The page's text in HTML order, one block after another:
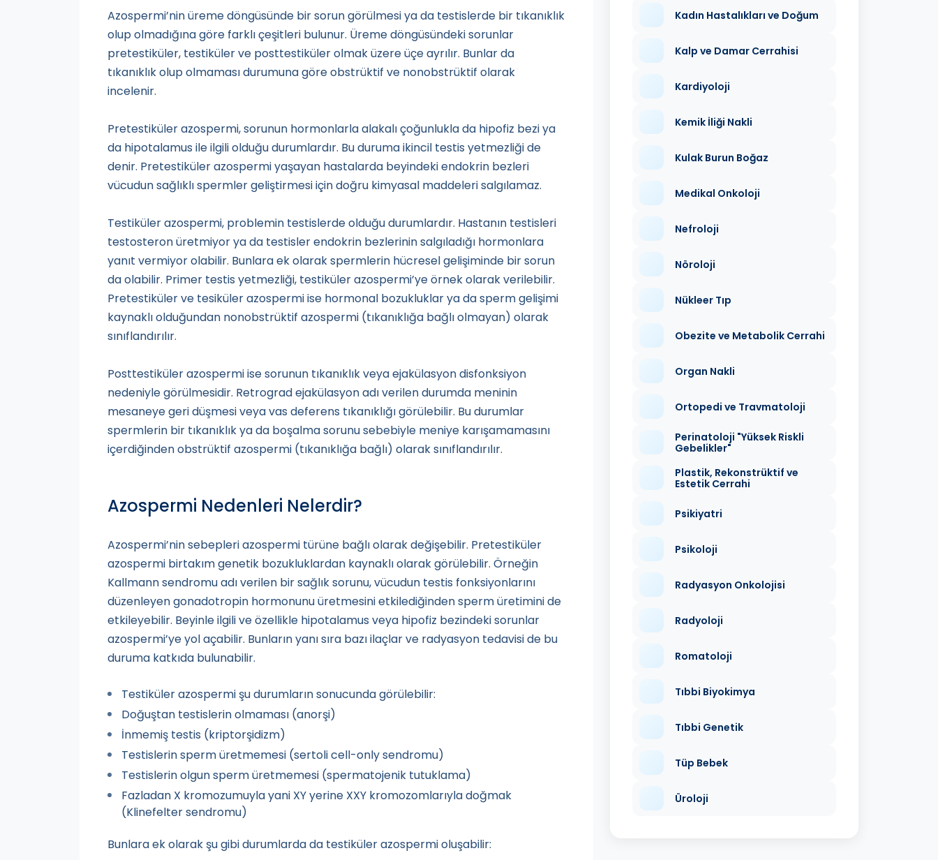
Azospermi’nin üreme döngüsünde bir sorun görülmesi ya da testislerde bir tıkanıklık
olup olmadığına göre farklı çeşitleri bulunur. Üreme döngüsündeki sorunlar
pretestiküler, testiküler ve posttestiküler olmak üzere üçe ayrılır. Bunlar da
tıkanıklık olup olmaması durumuna göre obstrüktif ve nonobstrüktif olarak
incelenir.
Pretestiküler azospermi, sorunun hormonlarla alakalı çoğunlukla da hipofiz bezi ya
da hipotalamus ile ilgili olduğu durumlardır. Bu duruma ikincil testis yetmezliği de
denir. Pretestiküler azospermi yaşayan hastalarda beyindeki endokrin bezleri
vücudun sağlıklı spermler geliştirmesi için doğru kimyasal maddeleri salgılamaz.
Testiküler azospermi, problemin testislerde olduğu durumlardır. Hastanın testisleri
testosteron üretmiyor ya da testisler endokrin bezlerinin salgıladığı hormonlara
yanıt vermiyor olabilir. Bunlara ek olarak spermlerin hücresel gelişiminde bir sorun
da olabilir. Primer testis yetmezliği, testiküler azospermi’ye örnek olarak verilebilir.
Pretestiküler ve tesiküler azospermi ise hormonal bozukluklar ya da sperm gelişimi
kaynaklı olduğundan nonobstrüktif azospermi (tıkanıklığa bağlı olmayan) olarak
sınıflandırılır.
Posttestiküler azospermi ise sorunun tıkanıklık veya ejakülasyon disfonksiyon
nedeniyle görülmesidir. Retrograd ejakülasyon adı verilen durumda meninin
mesaneye geri düşmesi veya vas deferens tıkanıklığı görülebilir. Bu durumlar
spermlerin bir tıkanıklık ya da boşalma sorunu sebebiyle meniye karışamamasını
içerdiğinden obstrüktif azospermi (tıkanıklığa bağlı) olarak sınıflandırılır.
Azospermi Nedenleri Nelerdir?
Azospermi’nin sebepleri azospermi türüne bağlı olarak değişebilir. Pretestiküler
azospermi birtakım genetik bozukluklardan kaynaklı olarak görülebilir. Örneğin
Kallmann sendromu adı verilen bir sağlık sorunu, vücudun testis fonksiyonlarını
düzenleyen gonadotropin hormonunu üretmesini etkilediğinden sperm üretimini de
etkileyebilir. Beyinle ilgili ve özellikle hipotalamus veya hipofiz bezindeki sorunlar
azospermi’ye yol açabilir. Bunların yanı sıra bazı ilaçlar ve radyasyon tedavisi de bu
duruma katkıda bulunabilir.
Testiküler azospermi şu durumların sonucunda görülebilir:
Doğuştan testislerin olmaması (anorşi)
İnmemiş testis (kriptorşidizm)
Testislerin sperm üretmemesi (sertoli cell-only sendromu)
Testislerin olgun sperm üretmemesi (spermatojenik tutuklama)
Fazladan X kromozumuyla yani XY yerine XXY kromozomlarıyla doğmak
(Klinefelter sendromu)
Bunlara ek olarak şu gibi durumlarda da testiküler azospermi oluşabilir:
Kadın Hastalıkları ve Doğum
Kalp ve Damar Cerrahisi
Kardiyoloji
Kemik İliği Nakli
Kulak Burun Boğaz
Medikal Onkoloji
Nefroloji
Nöroloji
Nükleer Tıp
Obezite ve Metabolik Cerrahi
Organ Nakli
Ortopedi ve Travmatoloji
Perinatoloji "Yüksek Riskli
Gebelikler"
Plastik, Rekonstrüktif ve
Estetik Cerrahi
Psikiyatri
Psikoloji
Radyasyon Onkolojisi
Radyoloji
Romatoloji
Tıbbi Biyokimya
Tıbbi Genetik
Tüp Bebek
Üroloji